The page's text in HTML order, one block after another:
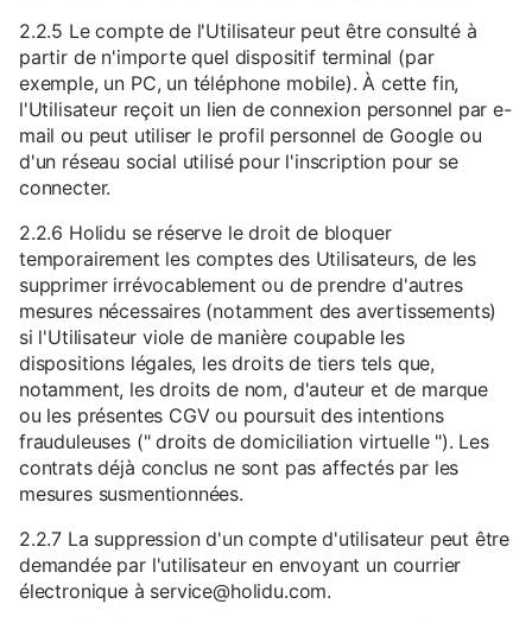
2.2.5 Le compte de l'Utilisateur peut être consulté à
partir de n'importe quel dispositif terminal (par
exemple, un PC, un téléphone mobile). À cette fin,
l'Utilisateur reçoit un lien de connexion personnel par e-
mail ou peut utiliser le profil personnel de Google ou
d'un réseau social utilisé pour l'inscription pour se
connecter.
2.2.6 Holidu se réserve le droit de bloquer
temporairement les comptes des Utilisateurs, de les
supprimer irrévocablement ou de prendre d'autres
mesures nécessaires (notamment des avertissements)
si l'Utilisateur viole de manière coupable les
dispositions légales, les droits de tiers tels que,
notamment, les droits de nom, d'auteur et de marque
ou les présentes CGV ou poursuit des intentions
frauduleuses (" droits de domiciliation virtuelle "). Les
contrats déjà conclus ne sont pas affectés par les
mesures susmentionnées.
2.2.7 La suppression d'un compte d'utilisateur peut être
demandée par l'utilisateur en envoyant un courrier
électronique à service@holidu.com.